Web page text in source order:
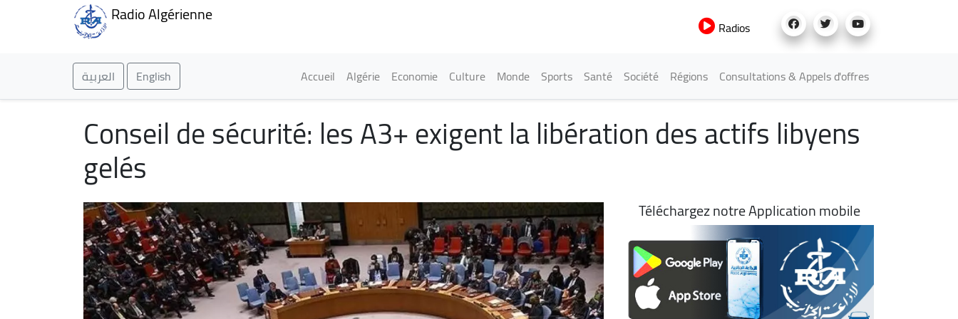
Radio Algérienne
Radios
العربية English Main navigation
Accueil Algérie Economie Culture Monde Sports Santé Société Régions Consultations & Appels d'offres
Conseil de sécurité: les A3+ exigent la libération des actifs libyens
gelés
Téléchargez notre Application mobile